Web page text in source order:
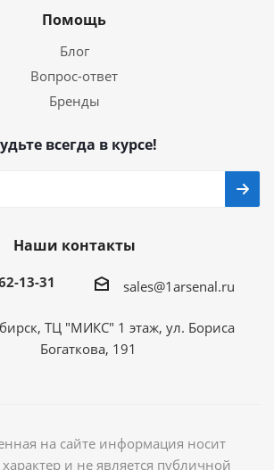
Помощь
Блог
Вопрос-ответ
Бренды
всегда в курсе!
Наши контакты
13-31 sales@1arsenal.ru
ТЦ "МИКС" 1 этаж, ул. Бориса
Богаткова, 191
на сайте информация носит
и не является публичной